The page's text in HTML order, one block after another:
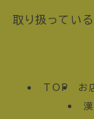
取り扱ってい
TOP お